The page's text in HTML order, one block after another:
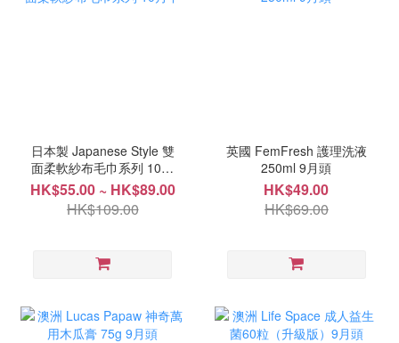
日本製 Japanese Style 雙
面柔軟紗布毛巾系列 10月
HK$55.00 ~ HK$89.00
HK$109.00
英國 FemFresh 護理洗液
250ml 9月頭
HK$49.00
HK$69.00